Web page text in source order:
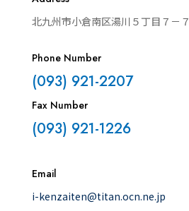
北九州市小倉南区湯川５丁目７－７
Phone Number
(093) 921-2207
Fax Number
(093) 921-1226
Email
i-kenzaiten@titan.ocn.ne.jp